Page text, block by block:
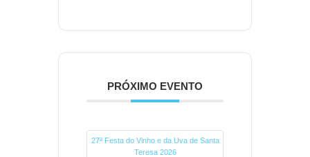
PRÓXIMO EVENTO
27ª Festa do Vinho e da Uva de Santa
Teresa 2026